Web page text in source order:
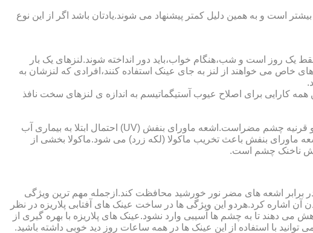
است و به همین دلیل کمتر پیشنهاد می شوند.یادتان باشد اگر از این نوع
یک روز است و شب،هنگام خواب،باید دور انداخته شوند.لنزهای یک بار
می خواهند از لنز به جای عینک استفاده کنند،افرادی که لنزشان به
همه کارایی برای اصلاح عیوب آستیگماتیسم به اندازه ی لنزهای سخت نافذ
چشم و خطرات اشعه ماورای بنفش نور خورشید اشعه ماورای بنفش نور خورشید به پوست آسیب می زند.همچنین برای عدسی و قرنیه چشم مضراست.اشعه ماورای بنفش (UV) احتمال ابتلا به بیماری آب
ماورای بنفش باعث تخریب ماکولا (لکه زرد) می شود.ماکولا بخشی از
ناخنک چشم است.
برابر اشعه های مضر نور خورشید محافظت کند.ازجمله مهم ترین ویژگی
برابر اشعه فرابنفش خورشید و پلاریزه بودن آن اشاره کرد.هردو این ویژگی ها در ساخت عینک های آفتابی پلاریزه در نظر
دهند تا به چشم ها آسیبی وارد نشود.عینک های پلاریزه با بهره گیری از
با استفاده از این عینک ها در همه ساعات روز دید خوبی داشته باشید.